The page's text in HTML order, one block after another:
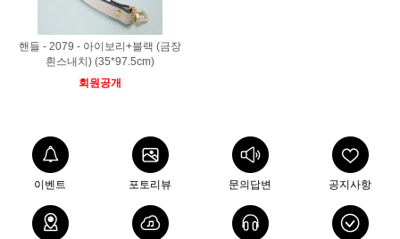
핸들 - 2079 - 아이보리+블랙 (금장
흰스내치) (35*97.5cm)
회원공개
이벤트 포토리뷰 문의답변 공지사항